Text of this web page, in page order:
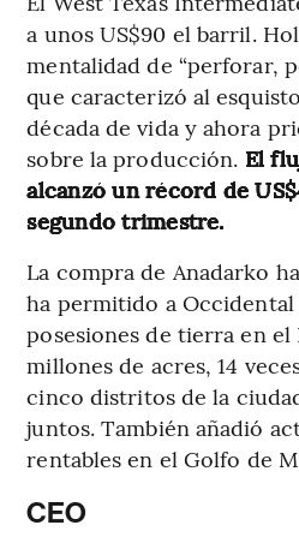
a unos US$90 el barril.
mentalidad de “perforar,
que caracterizó al
década de vida y ahora
sobre la producción. El
alcanzó un récord de
segundo trimestre.
La compra de Anadarko
ha permitido a Occidental
posesiones de tierra en el
millones de acres, 14
cinco distritos de la
juntos. También añadió
rentables en el Golfo de
CEO